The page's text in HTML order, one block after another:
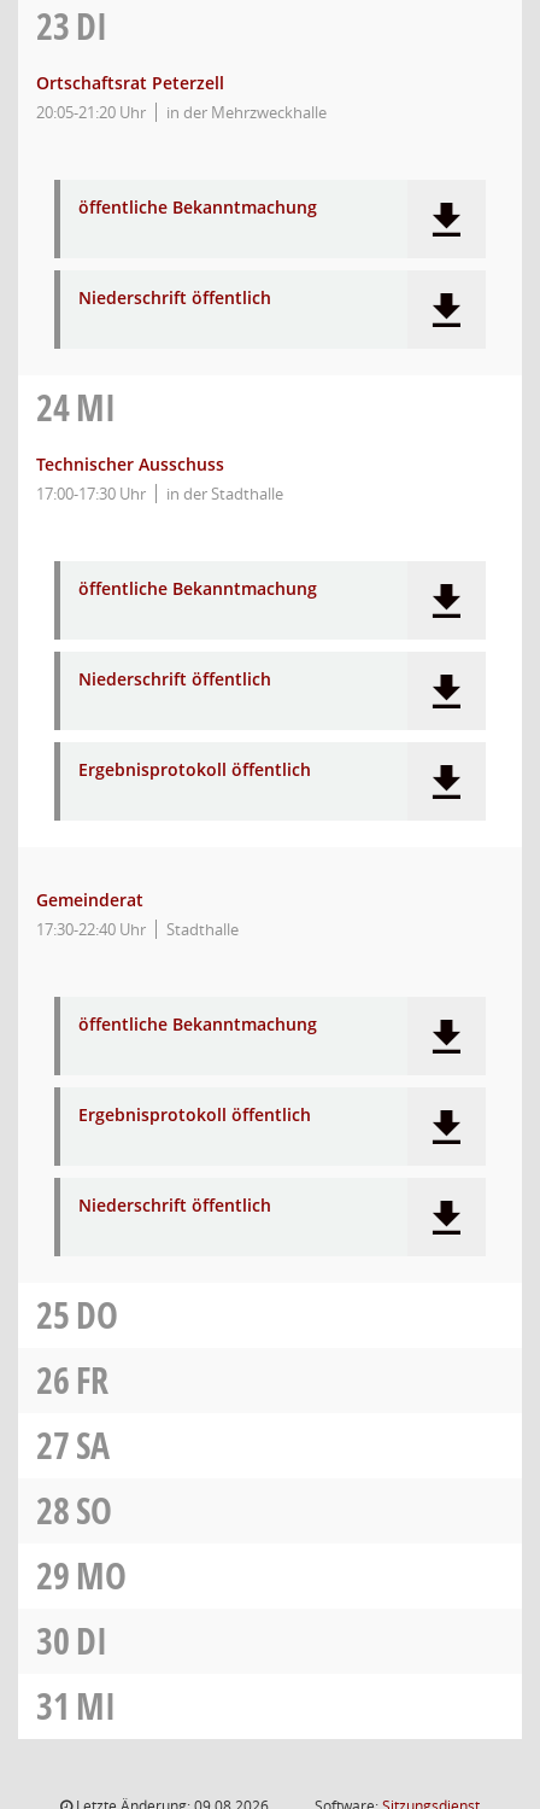
23DI
Ortschaftsrat Peterzell
20:05-21:20 Uhr in der Mehrzweckhalle
öffentliche Bekanntmachung
Niederschrift öffentlich
24MI
Technischer Ausschuss
17:00-17:30 Uhr in der Stadthalle
öffentliche Bekanntmachung
Niederschrift öffentlich
Ergebnisprotokoll öffentlich
Gemeinderat
17:30-22:40 Uhr Stadthalle
öffentliche Bekanntmachung
Ergebnisprotokoll öffentlich
Niederschrift öffentlich
25DO
26FR
27SA
28SO
29MO
30DI
31 MI